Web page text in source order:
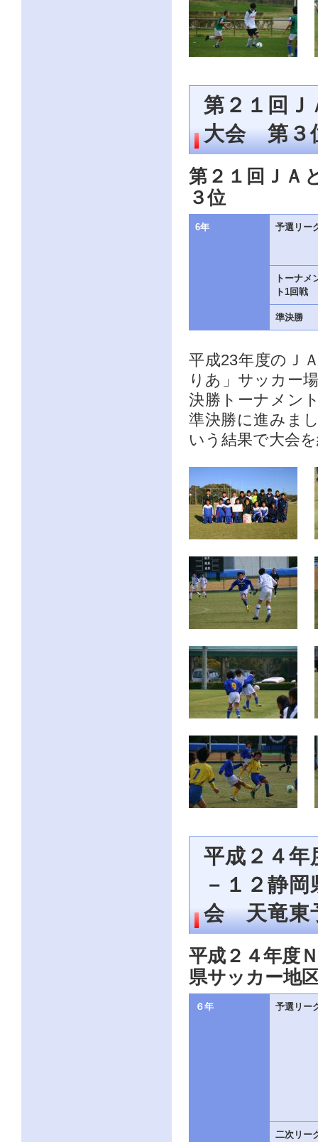
第２１回
大会 第３
第２１回Ｊ
３位
6年 予選リー
トーナメ
ト1回戦
準決勝
平成23年度のＪ
りあ」サッカー
決勝トーナメン
準決勝に進みま
いう結果で大会
平成２４
－１２静
会 天竜東
平成２４年度
県サッカー地
６年 予選リー
二次リー